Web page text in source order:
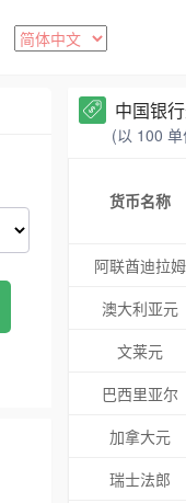
中国银
(以 100
货币名称
阿联酋迪拉姆
澳大利亚元
文莱元
巴西里亚尔
加拿大元
瑞士法郎